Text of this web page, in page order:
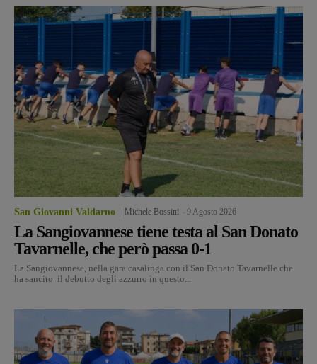
San Giovanni Valdarno Michele Bossini 9 Agosto 2026
La Sangiovannese tiene testa al San Donato
Tavarnelle, che però passa 0-1
La Sangiovannese, nella gara casalinga con il San Donato Tavarnelle che
ha sancito il debutto degli azzurro in questo...